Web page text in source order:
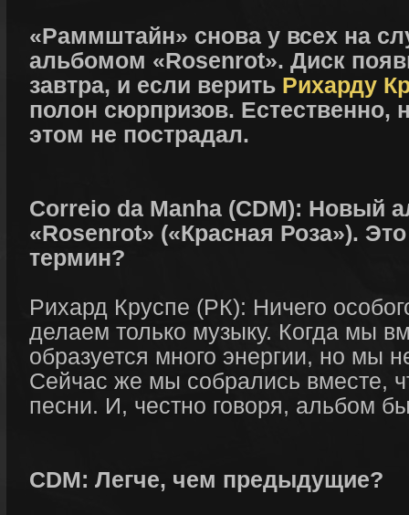
«Раммштайн» снова у всех на
альбомом «Rosenrot». Диск
завтра, и если верить Рихарду
полон сюрпризов. Естественно,
этом не пострадал.
Correio da Manha (CDM): Новый
«Rosenrot» («Красная Роза»).
термин?
Рихард Круспе (РК): Ничего
делаем только музыку. Когда мы
образуется много энергии, но мы
Сейчас же мы собрались вместе,
песни. И, честно говоря, альбом
CDM: Легче, чем предыдущие?